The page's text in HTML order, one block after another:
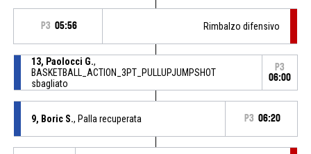
P3 05:56 Rimbalzo difensivo
13, Paolocci G.,
BASKETBALL_ACTION_3PT_PULLUPJUMPSHOT
sbagliato
P3
06:00
9, Boric S., Palla recuperata P3 06:20